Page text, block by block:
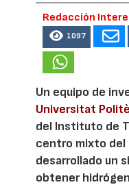
Redacción
1097
Un equipo de
Universitat
del Instituto de
centro mixto del
desarrollado un
obtener